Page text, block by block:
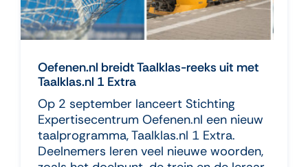
Oefenen.nl breidt Taalklas-reeks uit met
Taalklas.nl 1 Extra
Op 2 september lanceert Stichting
Expertisecentrum Oefenen.nl een nieuw
taalprogramma, Taalklas.nl 1 Extra.
Deelnemers leren veel nieuwe woorden,